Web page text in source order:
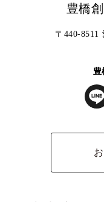
豊橋
〒440-8511
豊